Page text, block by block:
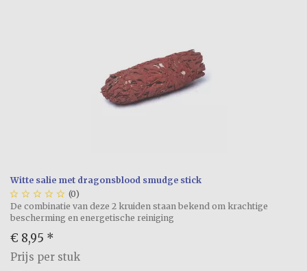
Witte salie met dragonsblood smudge stick
     (0)
De combinatie van deze 2 kruiden staan bekend om krachtige
bescherming en energetische reiniging
€ 8,95 *
Prijs per stuk